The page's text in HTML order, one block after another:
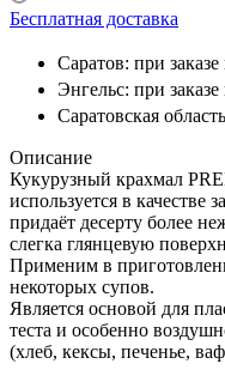
Бесплатная доставка
Саратов: при
Энгельс: при
Саратовская
Описание
Кукурузный крахмал
используется в качестве
придаёт десерту более
слегка глянцевую
Применим в
некоторых супов.
Является основой для
теста и особенно
(хлеб, кексы, печенье,